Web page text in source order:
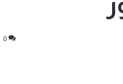
0